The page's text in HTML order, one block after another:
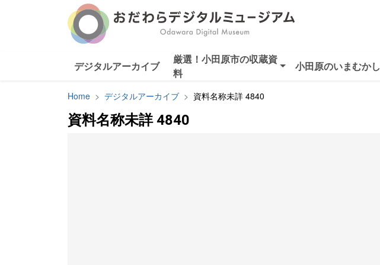
デジタルアーカイブ
厳選！小田原市の収蔵資
料
小田原のいまむかし
Home デジタルアーカイブ 資料名称未詳 4840
資料名称未詳 4840